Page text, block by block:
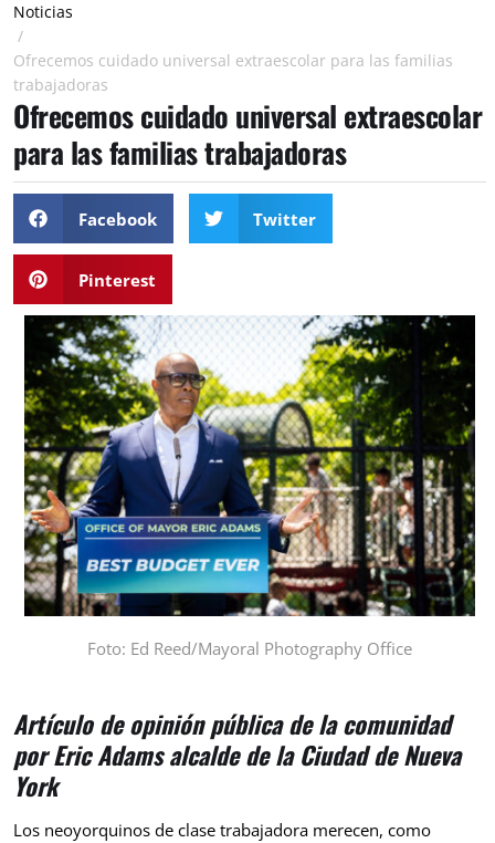
Noticias
/
Ofrecemos cuidado universal extraescolar para las familias
trabajadoras
Ofrecemos cuidado universal extraescolar
para las familias trabajadoras
Facebook Twitter
Pinterest
Foto: Ed Reed/Mayoral Photography Office
Artículo de opinión pública de la comunidad
por Eric Adams alcalde de la Ciudad de Nueva
York
Los neoyorquinos de clase trabajadora merecen, como